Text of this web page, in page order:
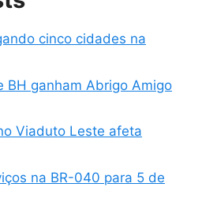
cinco cidades na
BH ganham Abrigo Amigo
Viaduto Leste afeta
na BR-040 para 5 de